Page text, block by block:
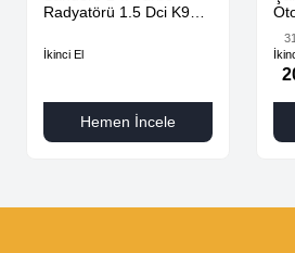
Radyatörü 1.5 Dci K9K
144967867R-
İkinci El
Hemen İncele